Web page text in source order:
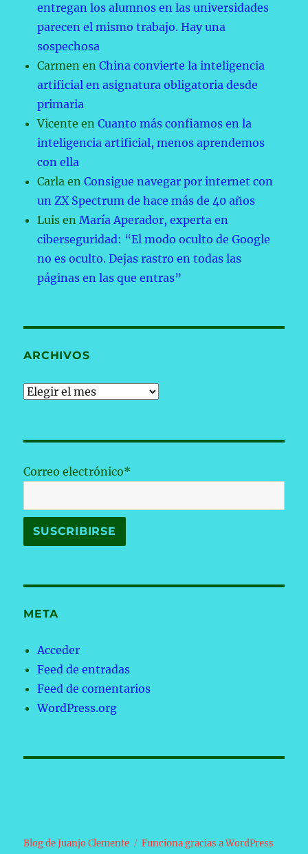
entregan los alumnos en las universidades
parecen el mismo trabajo. Hay una
sospechosa
Carmen enChina convierte la inteligencia
artificial en asignatura obligatoria desde
primaria
Vicente enCuanto más confiamos en la
inteligencia artificial, menos aprendemos
con ella
Carla enConsigue navegar por internet con
un ZX Spectrum de hace más de 40 años
Luis enMaría Aperador, experta en
ciberseguridad: “El modo oculto de Google
no es oculto. Dejas rastro en todas las
páginas en las que entras”
ARCHIVOS
Archivos
Correo electrónico*
META
Acceder
Feed de entradas
Feed de comentarios
WordPress.org
Blog de Juanjo Clemente Funciona gracias a WordPress